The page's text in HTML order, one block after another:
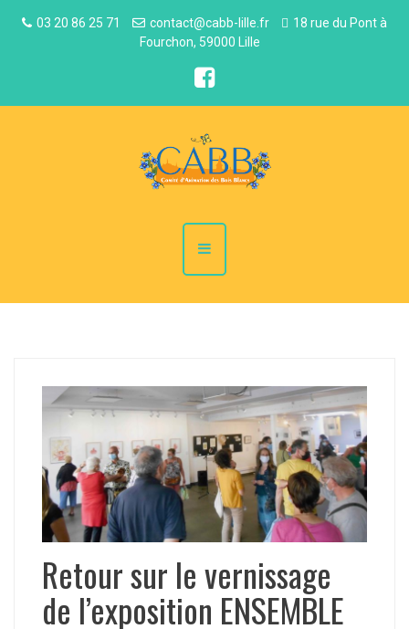
03 20 86 25 71 contact@cabb-lille.fr
18 rue du Pont à
Fourchon, 59000 Lille
Retour sur le vernissage
de l’exposition ENSEMBLE